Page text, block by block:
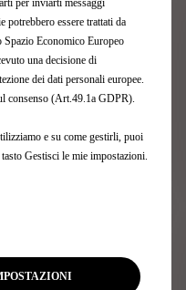
per inviarti messaggi
essere trattati da
Economico Europeo
una decisione di
dei dati personali europee.
consenso (Art.49.1a GDPR).
e su come gestirli, puoi
Gestisci le mie impostazioni.